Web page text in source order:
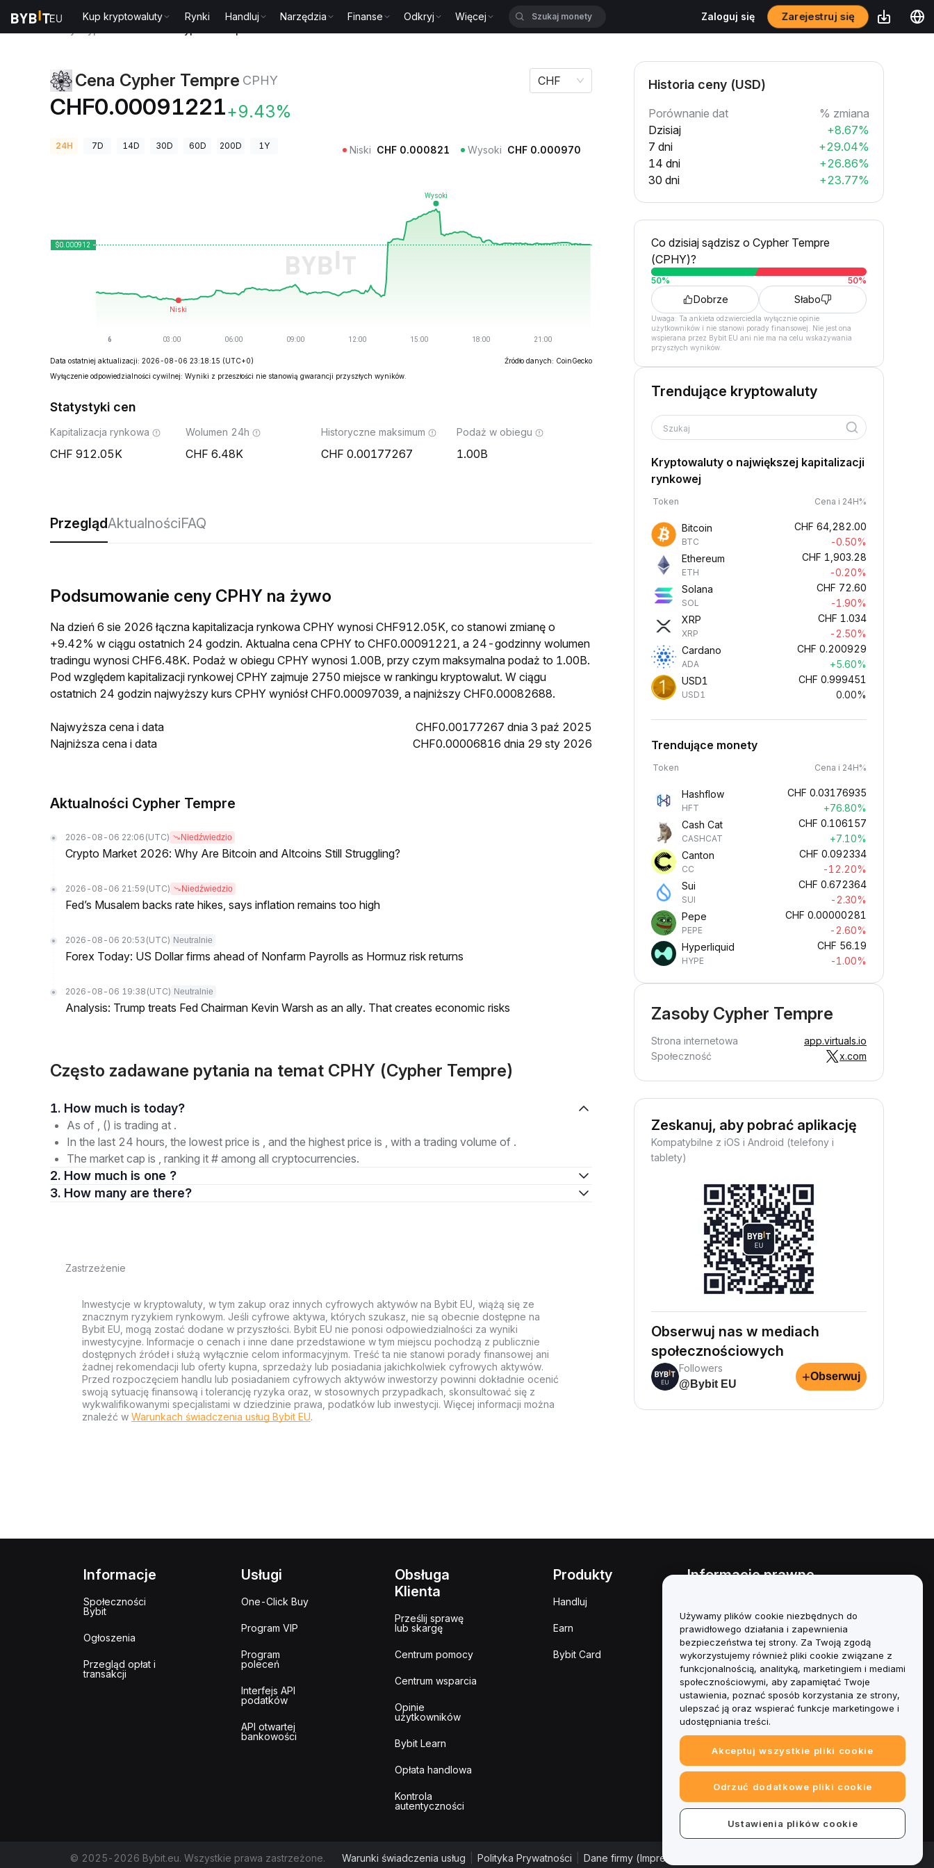
Kup kryptowaluty Rynki Handluj Narzędzia Finanse Odkryj Więcej Zaloguj się Zarejestruj się
Cena Cypher Tempre CPHY
CHF0.00091221+9.43%
CHF
24H 7D 14D 30D 60D 200D 1Y Niski CHF 0.000821 Wysoki CHF 0.000970
Data ostatniej aktualizacji: 2026-08-06 23:18:15 (UTC+0)
Źródło danych: CoinGecko
Wyłączenie odpowiedzialności cywilnej: Wyniki z przeszłości nie stanowią gwarancji przyszłych wyników.
Statystyki cen
Kapitalizacja rynkowa
912.05K
Wolumen 24h
6.48K
Historyczne maksimum
0.00177267
Podaż w obiegu
1.00B
PrzeglądAktualnościFAQ
Podsumowanie ceny CPHY na żywo
Na dzień 6 sie 2026 łączna kapitalizacja rynkowa CPHY wynosi CHF912.05K, co stanowi zmianę o
+9.42% w ciągu ostatnich 24 godzin. Aktualna cena CPHY to CHF0.00091221, a 24-godzinny wolumen
tradingu wynosi CHF6.48K. Podaż w obiegu CPHY wynosi 1.00B, przy czym maksymalna podaż to 1.00B.
Pod względem kapitalizacji rynkowej CPHY zajmuje 2750 miejsce w rankingu kryptowalut. W ciągu
ostatnich 24 godzin najwyższy kurs CPHY wyniósł CHF0.00097039, a najniższy CHF0.00082688.
Najwyższa cena i data
CHF0.00177267 dnia 3 paź 2025
Najniższa cena i data
CHF0.00006816 dnia 29 sty 2026
Aktualności Cypher Tempre
2026-08-06 22:06 (UTC) Niedźwiedzio
Crypto Market 2026: Why Are Bitcoin and Altcoins Still Struggling?
2026-08-06 21:59 (UTC) Niedźwiedzio
Fed’s Musalem backs rate hikes, says inflation remains too high
2026-08-06 20:53 (UTC) Neutralnie
Forex Today: US Dollar firms ahead of Nonfarm Payrolls as Hormuz risk returns
2026-08-06 19:38 (UTC) Neutralnie
Analysis: Trump treats Fed Chairman Kevin Warsh as an ally. That creates economic risks
Często zadawane pytania na temat CPHY (Cypher Tempre)
1. How much is today?
As of , () is trading at .
In the last 24 hours, the lowest price is , and the highest price is , with a trading volume of .
The market cap is , ranking it # among all cryptocurrencies.
2. How much is one ?
3. How many are there?
Zastrzeżenie
Inwestycje w kryptowaluty, w tym zakup oraz innych cyfrowych aktywów na Bybit EU, wiążą się ze
znacznym ryzykiem rynkowym. Jeśli cyfrowe aktywa, których szukasz, nie są obecnie dostępne na
Bybit EU, mogą zostać dodane w przyszłości. Bybit EU nie ponosi odpowiedzialności za wyniki
inwestycyjne. Informacje o cenach i inne dane przedstawione w tym miejscu pochodzą z publicznie
dostępnych źródeł i służą wyłącznie celom informacyjnym. Treść ta nie stanowi porady finansowej ani
żadnej rekomendacji lub oferty kupna, sprzedaży lub posiadania jakichkolwiek cyfrowych aktywów.
Przed rozpoczęciem handlu lub posiadaniem cyfrowych aktywów inwestorzy powinni dokładnie ocenić
swoją sytuację finansową i tolerancję ryzyka oraz, w stosownych przypadkach, skonsultować się z
wykwalifikowanymi specjalistami w dziedzinie prawa, podatków lub inwestycji. Więcej informacji można
znaleźć w Warunkach świadczenia usług Bybit EU.
Historia ceny (USD)
Porównanie dat
% zmiana
Dzisiaj
+8.67%
7 dni
+29.04%
14 dni
+26.86%
30 dni
+23.77%
Co dzisiaj sądzisz o Cypher Tempre
(CPHY)?
50% 50%
Dobrze Słabo
Uwaga: Ta ankieta odzwierciedla wyłącznie opinie
użytkowników i nie stanowi porady finansowej. Nie jest ona
wspierana przez Bybit EU ani nie ma na celu wskazywania
przyszłych wyników.
Trendujące kryptowaluty
Szukaj
Kryptowaluty o największej kapitalizacji
rynkowej
Token Cena i 24H%
Bitcoin
BTC
CHF 64,282.00
-0.50%
Ethereum
ETH
CHF 1,903.28
-0.20%
Solana
SOL
CHF 72.60
-1.90%
XRP
XRP
CHF 1.034
-2.50%
Cardano
ADA
CHF 0.200929
+5.60%
USD1
USD1
CHF 0.999451
0.00%
Trendujące monety
Token Cena i 24H%
Hashflow
HFT
CHF 0.03176935
+76.80%
Cash Cat
CASHCAT
CHF 0.106157
+7.10%
Canton
CC
CHF 0.092334
-12.20%
Sui
SUI
CHF 0.672364
-2.30%
Pepe
PEPE
CHF 0.00000281
-2.60%
Hyperliquid
HYPE
CHF 56.19
-1.00%
Zasoby Cypher Tempre
Strona internetowa
app.virtuals.io
Społeczność
x.com
Zeskanuj, aby pobrać aplikację
Kompatybilne z iOS i Android (telefony i
tablety)
Obserwuj nas w mediach
społecznościowych
Followers
@Bybit EU
+Obserwuj
Informacje
Społeczności
Bybit
Ogłoszenia
Przegląd opłat i
transakcji
Usługi
One-Click Buy
Program VIP
Program
poleceń
Interfejs API
podatków
API otwartej
bankowości
Obsługa
Klienta
Prześlij sprawę
lub skargę
Centrum pomocy
Centrum wsparcia
Opinie
użytkowników
Bybit Learn
Opłata handlowa
Kontrola
autentyczności
Produkty
Handluj
Earn
Bybit Card
Informacje prawne
interesów
Podsumowanie polityki
powiernictwa i zarządzania
Informacje ESG
Biuletyny informacyjne
kryptoaktywów
© 2025-2026 Bybit.eu. Wszystkie prawa zastrzeżone. Warunki świadczenia usług Polityka Prywatności Dane firmy (Impressum)
Używamy plików cookie niezbędnych do
prawidłowego działania i zapewnienia
bezpieczeństwa tej strony. Za Twoją zgodą
wykorzystujemy również pliki cookie związane z
funkcjonalnością, analityką, marketingiem i mediami
społecznościowymi, aby zapamiętać Twoje
ustawienia, poznać sposób korzystania ze strony,
ulepszać ją oraz wspierać funkcje marketingowe i
udostępniania treści.
Akceptuj wszystkie pliki cookie
Odrzuć dodatkowe pliki cookie
Ustawienia plików cookie